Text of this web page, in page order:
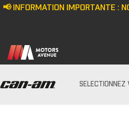
📢 INFORMATION IMPORTANTE :
SELECTIONNEZ